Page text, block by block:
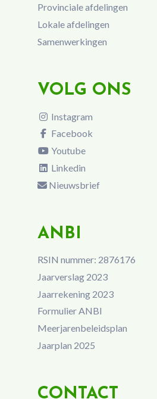
Provinciale afdelingen
Lokale afdelingen
Samenwerkingen
VOLG ONS
Instagram
Facebook
Youtube
Linkedin
Nieuwsbrief
ANBI
RSIN nummer: 2876176
Jaarverslag 2023
Jaarrekening 2023
Formulier ANBI
Meerjarenbeleidsplan
Jaarplan 2025
CONTACT